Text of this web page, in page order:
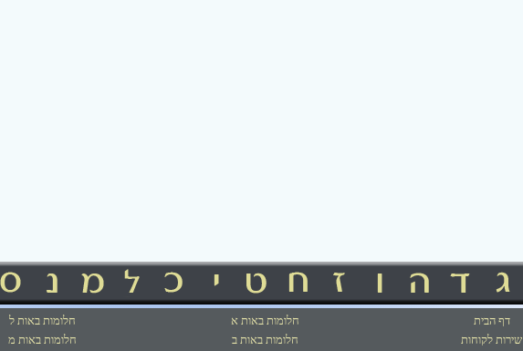
דף הבית
שירות לקוחות
חלומות באות א
חלומות באות ב
חלומות באות ל
חלומות באות מ